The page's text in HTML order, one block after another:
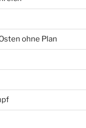
ohne Plan